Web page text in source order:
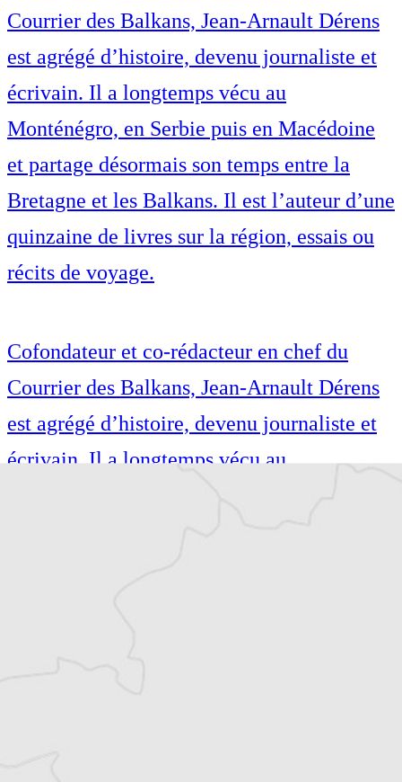
Courrier des Balkans, Jean-Arnault Dérens
est agrégé d’histoire, devenu journaliste et
écrivain. Il a longtemps vécu au
Monténégro, en Serbie puis en Macédoine
et partage désormais son temps entre la
Bretagne et les Balkans. Il est l’auteur d’une
quinzaine de livres sur la région, essais ou
récits de voyage.
Cofondateur et co-rédacteur en chef du
Courrier des Balkans, Jean-Arnault Dérens
est agrégé d’histoire, devenu journaliste et
écrivain. Il a longtemps vécu au